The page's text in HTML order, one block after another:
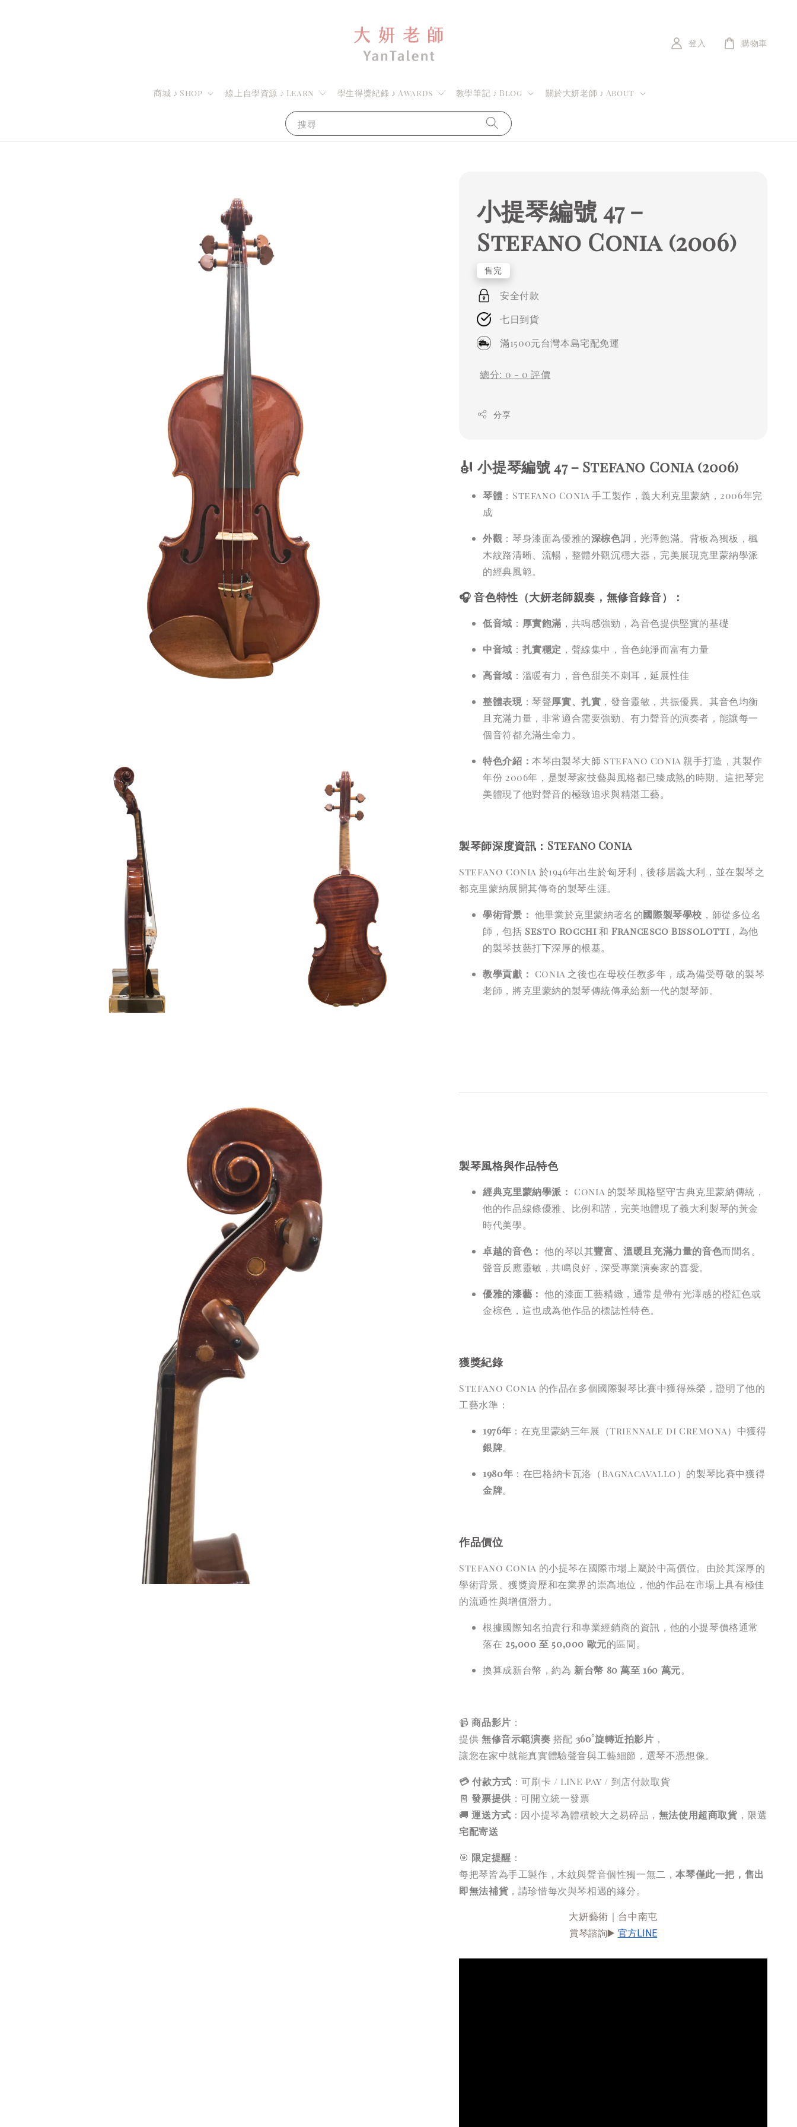
搜尋
商城 ♪ Shop 線上自學資源 ♪ Learn 學生得獎紀錄 ♪ Awards 教學筆記 ♪ Blog 關於大妍老師 ♪ About
登入 購物車
小提琴編號 47－
Stefano Conia (2006)
售完
安全付款
七日到貨
滿1500元台灣本島宅配免運
總分: 0 - 0 評價
分享
🎻 小提琴編號 47－Stefano Conia (2006)
琴體 ：Stefano Conia 手工製作，義大利克里蒙納，2006年完
成
外觀 ：琴身漆面為優雅的深棕色調，光澤飽滿。背板為獨板，楓
木紋路清晰、流暢，整體外觀沉穩大器，完美展現克里蒙納學派
的經典風範。
🎧 音色特性（大妍老師親奏，無修音錄音）：
低音域 ： 厚實飽滿 ，共鳴感強勁，為音色提供堅實的基礎
中音域 ： 扎實穩定 ，聲線集中，音色純淨而富有力量
高音域 ：溫暖有力，音色甜美不刺耳，延展性佳
整體表現：琴聲厚實、扎實 ，發音靈敏，共振優異。其音色均衡
且充滿力量，非常適合需要強勁、有力聲音的演奏者，能讓每一
個音符都充滿生命力。
特色介紹：本琴由製琴大師 Stefano Conia 親手打造，其製作
年份 2006年，是製琴家技藝與風格都已臻成熟的時期。這把琴完
美體現了他對聲音的極致追求與精湛工藝。
製琴師深度資訊：Stefano Conia
Stefano Conia 於1946年出生於匈牙利，後移居義大利，並在製琴之
都克里蒙納展開其傳奇的製琴生涯。
學術背景： 他畢業於克里蒙納著名的國際製琴學校 ，師從多位名
師，包括 Sesto Rocchi和Francesco Bissolotti，為他
的製琴技藝打下深厚的根基。
教學貢獻： Conia 之後也在母校任教多年，成為備受尊敬的製琴
老師，將克里蒙納的製琴傳統傳承給新一代的製琴師。
製琴風格與作品特色
經典克里蒙納學派： Conia 的製琴風格堅守古典克里蒙納傳統，
他的作品線條優雅、比例和諧，完美地體現了義大利製琴的黃金
時代美學。
卓越的音色： 他的琴以其豐富、溫暖且充滿力量的音色而聞名。
聲音反應靈敏，共鳴良好，深受專業演奏家的喜愛。
優雅的漆藝： 他的漆面工藝精緻，通常是帶有光澤感的橙紅色或
金棕色，這也成為他作品的標誌性特色。
獲獎紀錄
Stefano Conia 的作品在多個國際製琴比賽中獲得殊榮，證明了他的
工藝水準：
1976年 ：在克里蒙納三年展（Triennale di Cremona）中獲得
銀牌。
1980年 ：在巴格納卡瓦洛（Bagnacavallo）的製琴比賽中獲得
金牌。
作品價位
Stefano Conia 的小提琴在國際市場上屬於中高價位。由於其深厚的
學術背景、獲獎資歷和在業界的崇高地位，他的作品在市場上具有極佳
的流通性與增值潛力。
根據國際知名拍賣行和專業經銷商的資訊，他的小提琴價格通常
落在 25,000 至 50,000 歐元的區間。
換算成新台幣，約為新台幣 80 萬至 160 萬元。
📹商品影片 ：
提供 無修音示範演奏 搭配 360°旋轉近拍影片 ，
讓您在家中就能真實體驗聲音與工藝細節，選琴不憑想像。
💳 付款方式 ：可刷卡 / LINE Pay / 到店付款取貨
🧾發票提供 ：可開立統一發票
🚚運送方式 ：因小提琴為體積較大之易碎品， 無法使用超商取貨 ，限選
宅配寄送
🎯 限定提醒 ：
每把琴皆為手工製作，木紋與聲音個性獨一無二，本琴僅此一把，售出
即無法補貨 ，請珍惜每次與琴相遇的緣分。
大妍藝術｜台中南屯
賞琴諮詢▶️ 官方LINE